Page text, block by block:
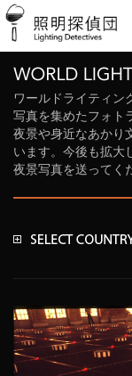
ワールドライティン
写真を集めたフォト
夜景や身近なあかり
います。今後も拡大
夜景写真を送ってく